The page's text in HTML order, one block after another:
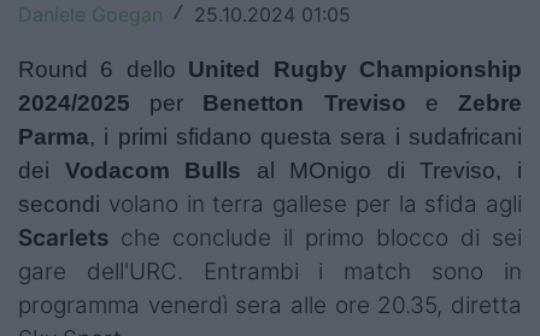
Rugby World Cup
Super Rugby
Rugby in TV
Mercato
Serie A Elite
Daniele Goegan / 25.10.2024 01:05
Round 6 dello United Rugby Championship
2024/2025 per Benetton Treviso eZebre
Parma, i primi sfidano questa sera i sudafricani
dei Vodacom Bulls al MOnigo di Treviso, i
secondi volano in terra gallese per la sfida agli
Scarlets che conclude il primo blocco di sei
gare dell'URC. Entrambi i match sono in
programma venerdì sera alle ore 20.35, diretta